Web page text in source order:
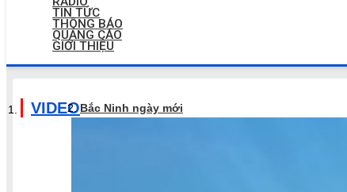
TIN TỨC
THÔNG BÁO
QUẢNG CÁO
GIỚI THIỆU
VIDEOBắc Ninh ngày mới